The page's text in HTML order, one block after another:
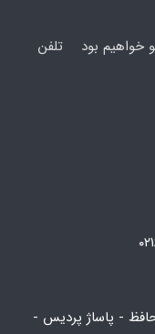
خواهیم بود تلفن
- پاساژ پردیس -